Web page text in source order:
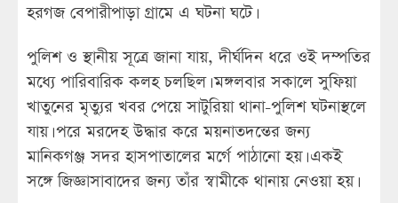
হরগজ বেপারীপাড়া গ্রামে এ ঘটনা ঘটে।
পুলিশ ও স্থানীয় সূত্রে জানা যায়, দীর্ঘদিন ধরে ওই দম্পতির
মধ্যে পারিবারিক কলহ চলছিল। মঙ্গলবার সকালে সুফিয়া
খাতুনের মৃত্যুর খবর পেয়ে সাটুরিয়া থানা-পুলিশ ঘটনাস্থলে
যায়। পরে মরদেহ উদ্ধার করে ময়নাতদন্তের জন্য
মানিকগঞ্জ সদর হাসপাতালের মর্গে পাঠানো হয়। একই
সঙ্গে জিজ্ঞাসাবাদের জন্য তাঁর স্বামীকে থানায় নেওয়া হয়।